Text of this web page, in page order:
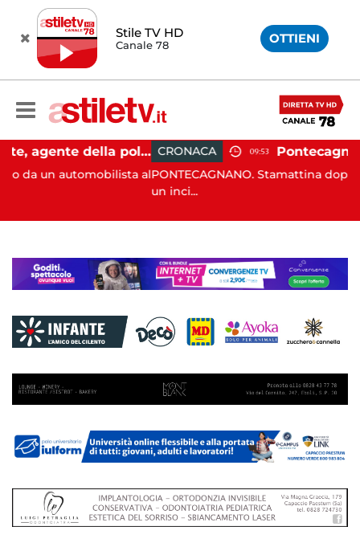
Stile TV HD
Canale 78 OTTIENI
Castellabate, agente della polizia locale aggredito per una multa: turista denunciato
al
CRONACA 09:53
PONTECAGNANO. Stamattina dopo le 8:30 si è